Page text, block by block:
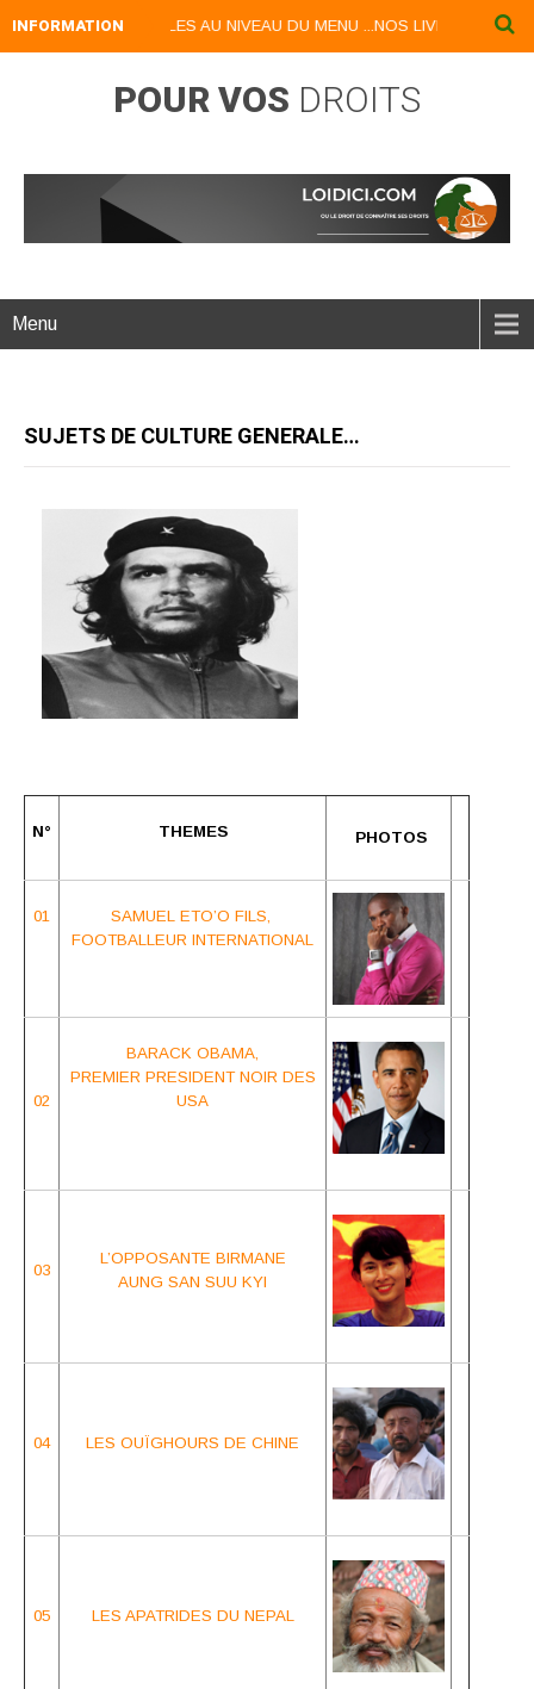
INFORMATIONAU NIVEAU DU MENU ...NOS LIVRES NUMERIQUES
POUR VOS DROITS
Menu
SUJETS DE CULTURE GENERALE…
N° THEMES PHOTOS
01
SAMUEL ETO’O FILS,
FOOTBALLEUR INTERNATIONAL
02
BARACK OBAMA,
PREMIER PRESIDENT NOIR DES
USA
03
L’OPPOSANTE BIRMANE
AUNG SAN SUU KYI
04 LES OUÏGHOURS DE CHINE
05 LES APATRIDES DU NEPAL